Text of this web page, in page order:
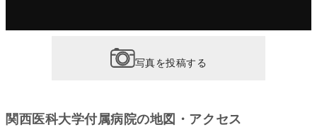
写真を投稿する
関西医科大学付属病院の地図・アクセス